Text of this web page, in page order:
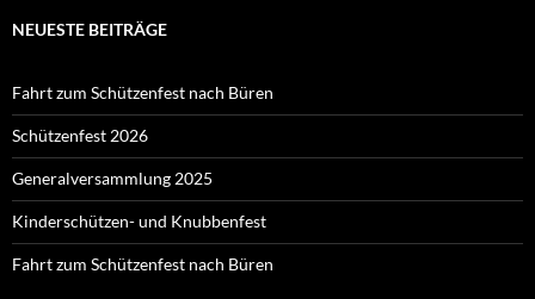
NEUESTE BEITRÄGE
Fahrt zum Schützenfest nach Büren
Schützenfest 2026
Generalversammlung 2025
Kinderschützen- und Knubbenfest
Fahrt zum Schützenfest nach Büren